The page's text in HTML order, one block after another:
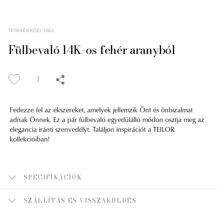
TERMÉKKÓD:1663
Fülbevaló 14K-os fehér aranyból
Fedezze fel az ékszereket, amelyek jellemzik Önt és önbizalmat
adnak Önnek. Ez a pár fülbevaló egyedülálló módon osztja meg az
elegancia iránti szenvedélyt. Találjon inspirációt a TEILOR
kollekcióiban!
SPECIFIKÁCIÓK
SZÁLLÍTÁS ÉS VISSZAKÜLDÉS